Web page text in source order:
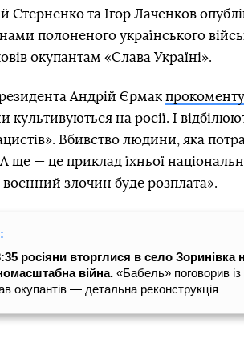
Стерненко та Ігор Лаченков
полоненого українського
окупантам «Слава Україні».
Андрій Єрмак
культивуються на росії. І
Вбивство людини, яка
ще — це приклад їхньої
злочин буде розплата».
росіяни вторглися в село Зоринівка
війна. «Бабель» поговорив
окупантів — детальна реконструкція